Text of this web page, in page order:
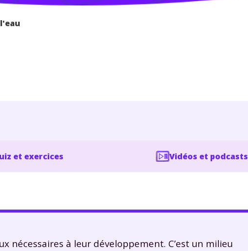
et exercices Vidéos et podcasts
nécessaires à leur développement. C’est un milieu